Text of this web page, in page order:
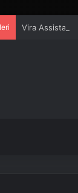
Vira